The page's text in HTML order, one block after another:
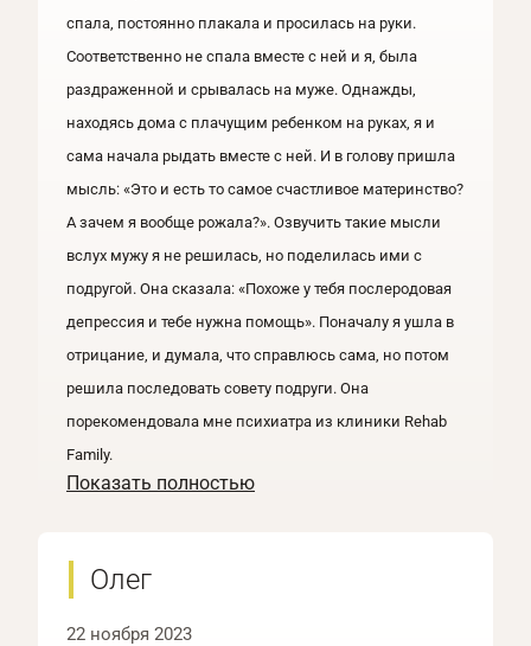
спала, постоянно плакала и просилась на руки.
Соответственно не спала вместе с ней и я, была
раздраженной и срывалась на муже. Однажды,
находясь дома с плачущим ребенком на руках, я и
сама начала рыдать вместе с ней. И в голову пришла
мысль: «Это и есть то самое счастливое материнство?
А зачем я вообще рожала?». Озвучить такие мысли
вслух мужу я не решилась, но поделилась ими с
подругой. Она сказала: «Похоже у тебя послеродовая
депрессия и тебе нужна помощь». Поначалу я ушла в
отрицание, и думала, что справлюсь сама, но потом
решила последовать совету подруги. Она
порекомендовала мне психиатра из клиники Rehab
Family.
Показать полностью
Олег
22 ноября 2023